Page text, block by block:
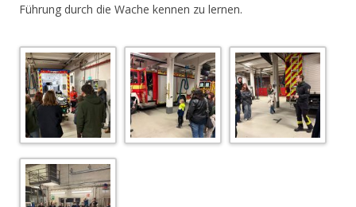
Führung durch die Wache kennen zu lernen.